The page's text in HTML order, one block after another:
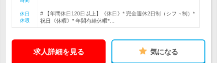
休日
休暇
# 【年間休日120日以上】《休日》* 完全週休2日制（シフト制）*
祝日《休暇》* 年間有給休暇*…
求人詳細を見る 気になる